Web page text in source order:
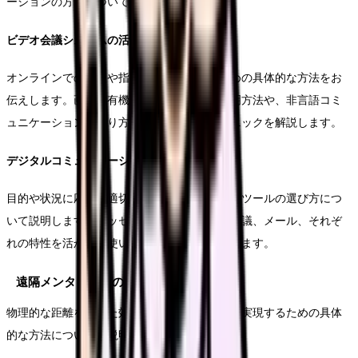
ビデオ会議システムの活用技術
オンラインでの面談や指導を効果的に行うための具体的な方法をお
伝えします。画面共有機能を使った資料の説明方法や、非言語コミ
ュニケーションの取り方など、実践的なテクニックを解説します。
デジタルコミュニケーションツールの選択
目的や状況に応じた適切なコミュニケーションツールの選び方につ
いて説明します。メッセージアプリ、ビデオ会議、メール、それぞ
れの特性を活かした使い分けの方法をご紹介します。
遠隔メンタリングの実践
物理的な距離を超えた効果的なメンタリングを実現するための具体
的な方法についてご説明します。